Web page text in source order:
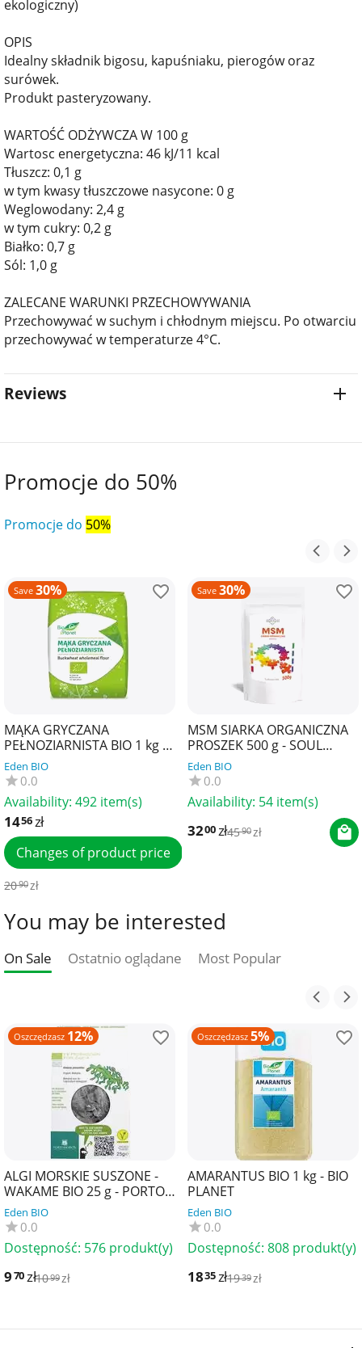
ekologiczny)
OPIS
Idealny składnik bigosu, kapuśniaku, pierogów oraz
surówek.
Produkt pasteryzowany.
WARTOŚĆ ODŻYWCZA W 100 g
Wartosc energetyczna: 46 kJ/11 kcal
Tłuszcz: 0,1 g
w tym kwasy tłuszczowe nasycone: 0 g
Weglowodany: 2,4 g
w tym cukry: 0,2 g
Białko: 0,7 g
Sól: 1,0 g
ZALECANE WARUNKI PRZECHOWYWANIA
Przechowywać w suchym i chłodnym miejscu. Po otwarciu
przechowywać w temperaturze 4°C.
Reviews
Promocje do 50%
Promocje do 50%
Save 30%
MĄKA GRYCZANA
PEŁNOZIARNISTA BIO 1 kg -
BIO PLANET
Eden BIO
0.0
Availability: 492 item(s)
1456zł
Changes of product price
2090zł
Save 30%
MSM SIARKA ORGANICZNA
PROSZEK 500 g - SOUL
FARM
Eden BIO
0.0
Availability: 54 item(s)
3200zł4590zł
You may be interested
On Sale Ostatnio oglądane Most Popular
Oszczędzasz 12%
ALGI MORSKIE SUSZONE -
WAKAME BIO 25 g - PORTO
MUINOS
Eden BIO
0.0
Dostępność: 576 produkt(y)
970zł1099zł
Oszczędzasz 5%
AMARANTUS BIO 1 kg - BIO
PLANET
Eden BIO
0.0
Dostępność: 808 produkt(y)
1835zł1939zł